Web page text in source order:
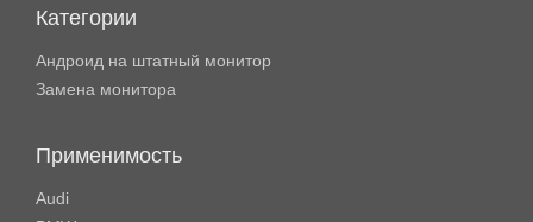
Категории
Андроид на штатный монитор
Замена монитора
Применимость
Audi